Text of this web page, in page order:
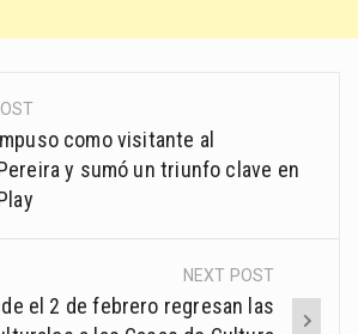
como visitante al
y sumó un triunfo clave en
NEXT POST
el 2 de febrero regresan las